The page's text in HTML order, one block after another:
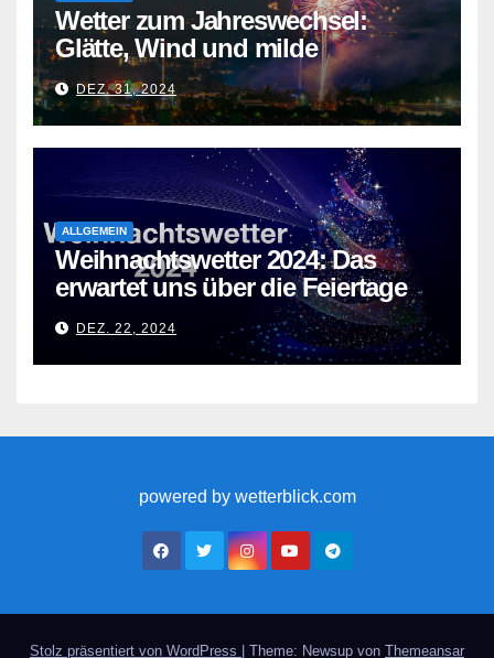
Wetter zum Jahreswechsel:
Glätte, Wind und milde
Temperaturen
DEZ. 31, 2024
ALLGEMEIN
Weihnachtswetter 2024: Das
erwartet uns über die Feiertage
DEZ. 22, 2024
powered by wetterblick.com
Stolz präsentiert von WordPress Theme: Newsup von Themeansar